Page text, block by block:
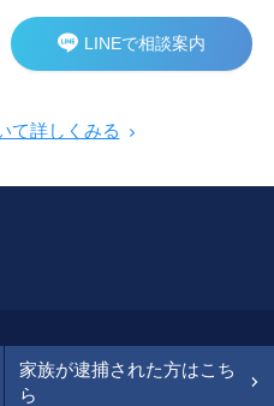
LINEで相談案内
て詳しくみる
家族が逮捕された方はこち
ら